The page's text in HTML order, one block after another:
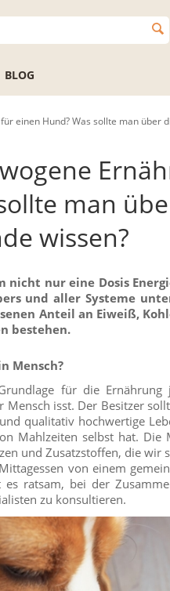
BLOG
einen Hund? Was sollte man über
man
wissen?
nicht nur eine Dosis
und aller Systeme
Anteil an Eiweiß,
bestehen.
Mensch?
für die Ernährung
isst. Der Besitzer
qualitativ hochwertige
Mahlzeiten selbst hat. Die
und Zusatzstoffen, die wir
von einem
ratsam, bei der
zu konsultieren.